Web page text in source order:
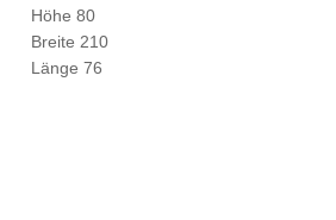
Höhe 80
Breite 210
Länge 76